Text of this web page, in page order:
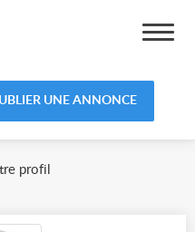
UNE ANNONCE
profil